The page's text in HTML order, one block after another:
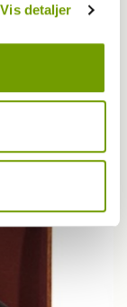
Vis detaljer
gåtur